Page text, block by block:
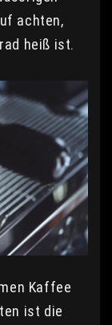
achten,
heiß ist.
Kaffee
ist die